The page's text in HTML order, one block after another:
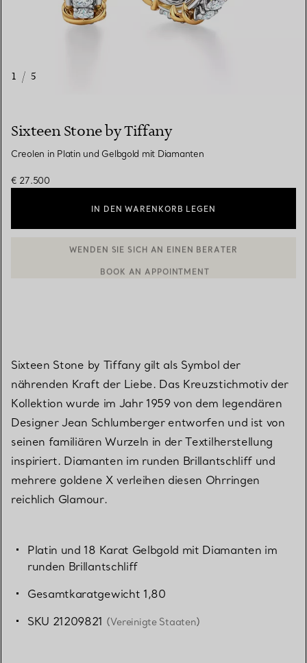
1 / 5
Sixteen Stone by Tiffany
Creolen in Platin und Gelbgold mit Diamanten
€ 27.500
IN DEN WARENKORB LEGEN
Sixteen Stone by Tiffany gilt als Symbol der
nährenden Kraft der Liebe. Das Kreuzstichmotiv der
Kollektion wurde im Jahr 1959 von dem legendären
Designer Jean Schlumberger entworfen und ist von
seinen familiären Wurzeln in der Textilherstellung
inspiriert. Diamanten im runden Brillantschliff und
mehrere goldene X verleihen diesen Ohrringen
reichlich Glamour.
Platin und 18 Karat Gelbgold mit Diamanten im
runden Brillantschliff
Gesamtkaratgewicht 1,80
SKU 21209821 (Vereinigte Staaten)